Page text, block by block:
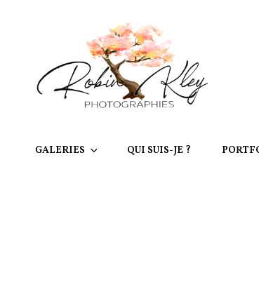
GALERIES QUI SUIS-JE ?